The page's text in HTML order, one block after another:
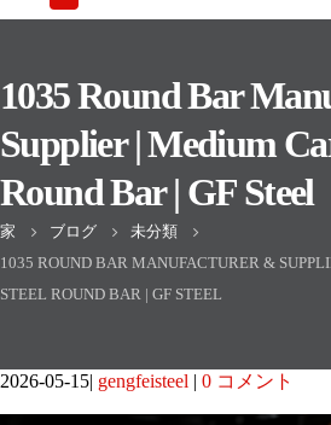
1035 Round Bar
Supplier | Medium
Round Bar | GF Steel
家 ブログ
未分類
1035 ROUND BAR MANUFACTURER &
STEEL ROUND BAR | GF STEEL
2026-05-15 gengfeisteel 0 コメント